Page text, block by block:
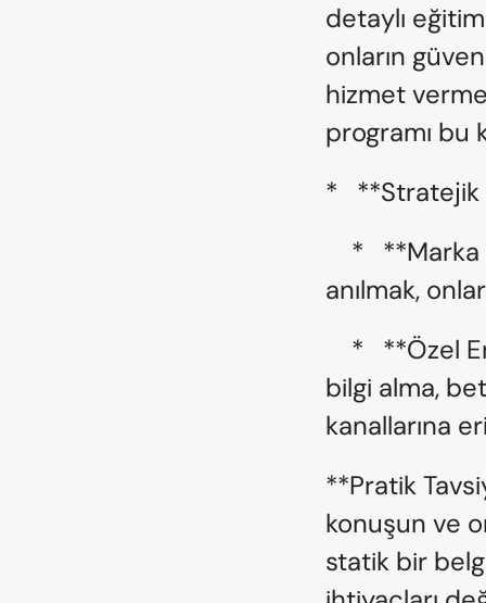
detaylı
onların
hizmet
programı bu
*   **Stratejik
anılmak,
bilgi alma,
kanallarına
**Pratik
konuşun ve
statik bir